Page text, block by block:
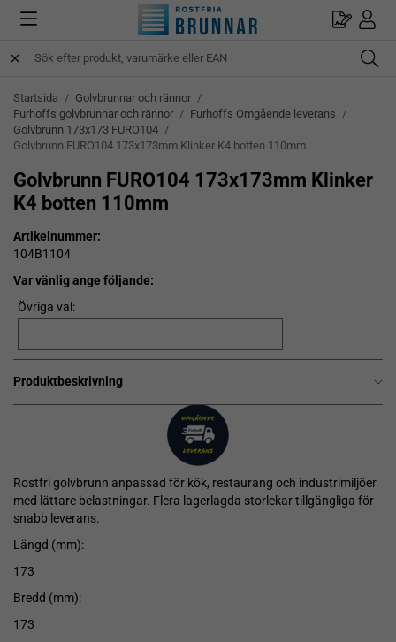
Startsida / Golvbrunnar och rännor /
Furhoffs golvbrunnar och rännor / Furhoffs Omgående leverans /
Golvbrunn 173x173 FURO104 /
Golvbrunn FURO104 173x173mm Klinker K4 botten 110mm
Golvbrunn FURO104 173x173mm Klinker
K4 botten 110mm
Artikelnummer:
104B1104
Var vänlig ange följande:
Övriga val:
Produktbeskrivning
Rostfri golvbrunn anpassad för kök, restaurang och industrimiljöer
med lättare belastningar. Flera lagerlagda storlekar tillgängliga för
snabb leverans.
Längd (mm):
173
Bredd (mm):
173